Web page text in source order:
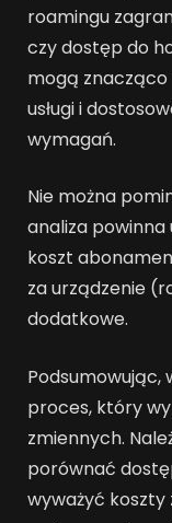
roamingu
czy dostęp do
mogą
usługi i
wymagań.
Nie można
analiza
koszt
za urządzenie
dodatkowe.
proces, który
zmiennych.
porównać
wyważyć